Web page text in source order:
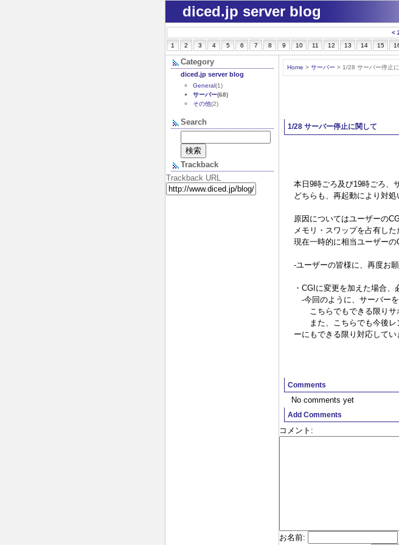
diced.jp server blog
<
1
2 3 4 5 6 7 8 9 10 11 12 13 14 15
Home > サーバー > 1/28 サーバー停止
1/28 サーバー停止に関して
本日9時ごろ及び19時ごろ、
どちらも、再起動により対処
原因についてはユーザーの
メモリ・スワップを占有した
現在一時的に相当ユーザーの
-ユーザーの皆様に、再度お
・CGIに変更を加えた場合、
-今回のように、サーバーを
こちらでもできる限りサポ
また、こちらでも今後レ
ーにもできる限り対応してい
Comments
No comments yet
Add Comments
コメント :
お名前:
Category
diced.jp server blog
General(1)
サーバー(68)
その他(2)
Search
Trackback
Trackback URL